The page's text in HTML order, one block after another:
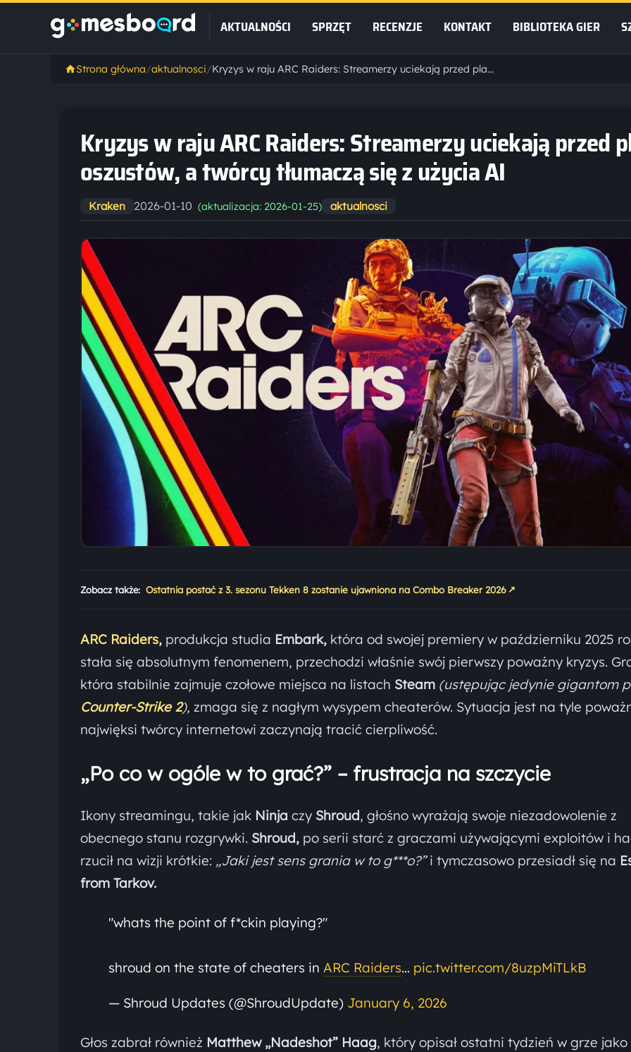
AKTUALNOŚCI SPRZĘT RECENZJE KONTAKT BIBLIOTEKA GIER
Strona główna/aktualnosci/ Kryzys w raju ARC Raiders: Streamerzy uciekają przed plagą oszustów, a twórcy tłumaczą się z użycia AI
Kryzys w raju ARC Raiders: Streamerzy uciekają przed
oszustów, a twórcy tłumaczą się z użycia AI
Kraken 2026-01-10 (aktualizacja: 2026-01-25) aktualnosci
Zobacz także: Ostatnia postać z 3. sezonu Tekken 8 zostanie ujawniona na Combo Breaker 2026 ↗
ARC Raiders, produkcja studia Embark, która od swojej premiery w październiku 2025
stała się absolutnym fenomenem, przechodzi właśnie swój pierwszy poważny kryzys.
która stabilnie zajmuje czołowe miejsca na listach Steam (ustępując jedynie gigantom
Counter-Strike 2), zmaga się z nagłym wysypem cheaterów. Sytuacja jest na tyle
najwięksi twórcy internetowi zaczynają tracić cierpliwość.
„Po co w ogóle w to grać?” – frustracja na szczycie
Ikony streamingu, takie jak Ninja czy Shroud, głośno wyrażają swoje niezadowolenie z
obecnego stanu rozgrywki. Shroud, po serii starć z graczami używającymi exploitów i
rzucił na wizji krótkie: „Jaki jest sens grania w to g***o?”i tymczasowo przesiadł się na
from Tarkov.
"whats the point of f*ckin playing?"
shroud on the state of cheaters in ARC Raiders… pic.twitter.com/8uzpMiTLkB
— Shroud Updates (@ShroudUpdate) January 6, 2026
Głos zabrał również Matthew „Nadeshot” Haag, który opisał ostatni tydzień w grze jako